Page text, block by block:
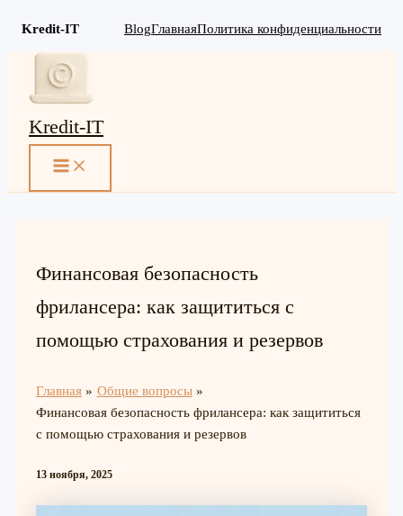
Kredit-IT BlogГлавнаяПолитика конфиденциальности
Перейти
содержимому
Kredit-IT
MAIN
Финансовая безопасность
фрилансера: как защититься с
помощью страхования и резервов
Главная
Общие вопросы
Финансовая безопасность фрилансера: как защититься
с помощью страхования и резервов
13 ноября, 2025